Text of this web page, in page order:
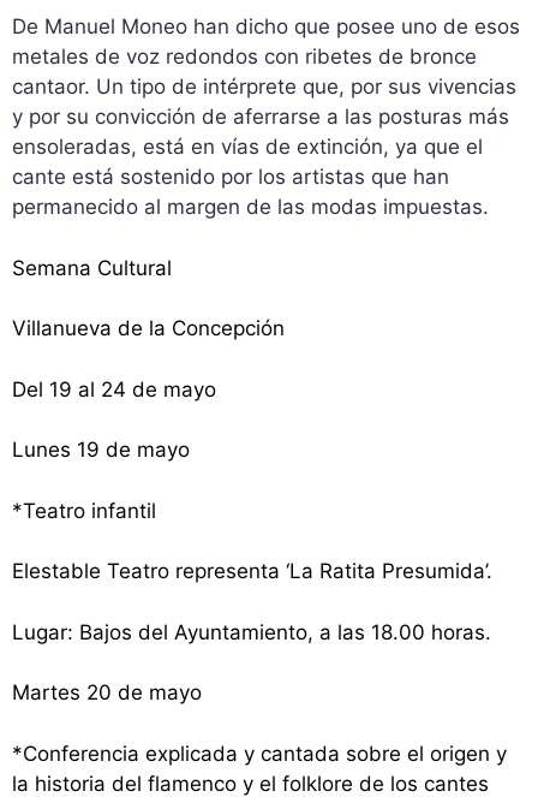
De Manuel Moneo han dicho que posee uno de esos
metales de voz redondos con ribetes de bronce
cantaor. Un tipo de intérprete que, por sus vivencias
y por su convicción de aferrarse a las posturas más
ensoleradas, está en vías de extinción, ya que el
cante está sostenido por los artistas que han
permanecido al margen de las modas impuestas.
Semana Cultural
Villanueva de la Concepción
Del 19 al 24 de mayo
Lunes 19 de mayo
*Teatro infantil
Elestable Teatro representa ‘La Ratita Presumida’.
Lugar: Bajos del Ayuntamiento, a las 18.00 horas.
Martes 20 de mayo
*Conferencia explicada y cantada sobre el origen y
la historia del flamenco y el folklore de los cantes